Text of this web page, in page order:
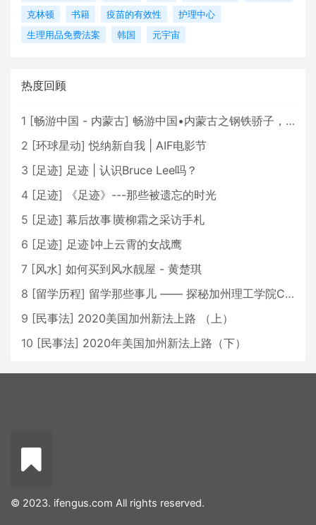
克林顿
书籍 疫苗的有效性
护理中心
生理用品免费法案
韩国 元宇宙
热度回顾
1 [畅游中国 - 内蒙古] 畅游中国•内蒙古之钢铁骄子，魅力包头
2 [环球星动] 悦纳新自我 | AIF电影节
3 [足迹] 足迹 | 认识Bruce Lee吗？
4 [足迹]
《足迹》---那些被遗忘的时光
5 [足迹] 幕后故事∣黄柳霜之采访手札
6 [足迹] 足迹∣冲上云霄的女战鹰
7 [风水] 如何买到风水靓屋 - 黄楚琪
8 [留学历程] 留学那些事儿 —— 探秘加州理工学院Caltech博士生活 [上集]
9 [民事法] 2020美国加州新法上路 （上）
10 [民事法] 2020年美国加州新法上路（下）
© 2023. ifengus.com All rights reserved.